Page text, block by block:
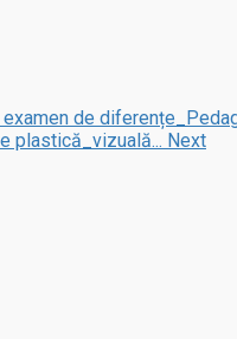
de
plastică_vizuală... Next